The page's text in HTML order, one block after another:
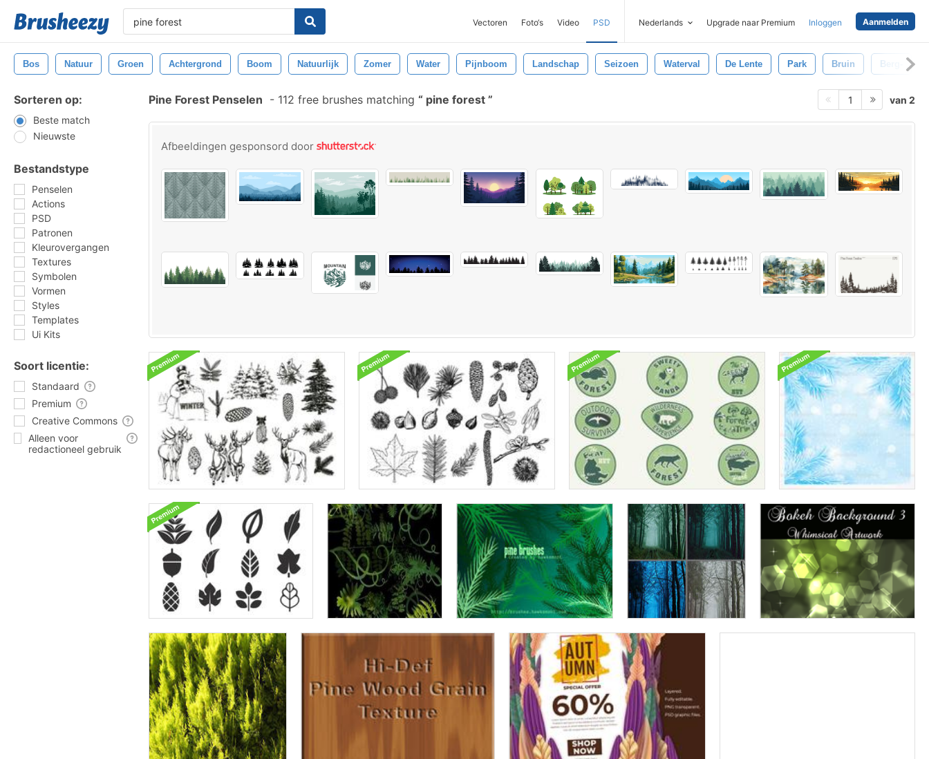
Vectoren Foto‘s Video PSD Nederlands Upgrade naar Premium Inloggen Aanmelden
Bos Natuur Groen Achtergrond Boom Natuurlijk Zomer Water Pijnboom Landschap Seizoen Waterval De Lente Park Bruin Berg-
Sorteren op:
Beste match
Nieuwste
Bestandstype
Penselen
Actions
PSD
Patronen
Kleurovergangen
Textures
Symbolen
Vormen
Styles
Templates
Ui Kits
Soort licentie:
Standaard
Premium
Creative Commons
Alleen voor
redactioneel gebruik
Pine Forest Penselen - 112 free brushes matching pine forest 1 van 2
Afbeeldingen gesponsord door